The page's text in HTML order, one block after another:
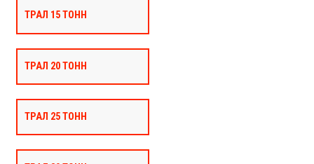
ТРАЛ 15 ТОНН
ТРАЛ 20 ТОНН
ТРАЛ 25 ТОНН